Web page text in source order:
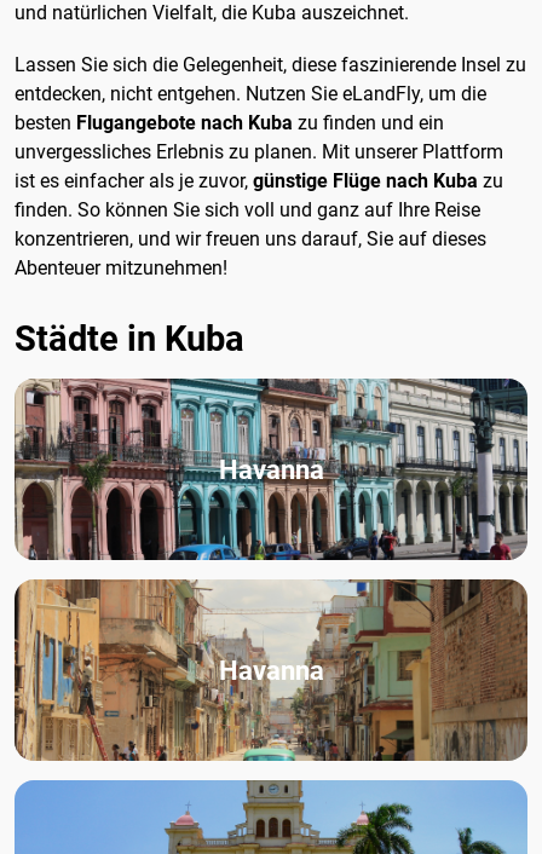
und natürlichen Vielfalt, die Kuba auszeichnet.
Lassen Sie sich die Gelegenheit, diese faszinierende Insel zu
entdecken, nicht entgehen. Nutzen Sie eLandFly, um die
besten Flugangebote nach Kuba zu finden und ein
unvergessliches Erlebnis zu planen. Mit unserer Plattform
ist es einfacher als je zuvor, günstige Flüge nach Kuba zu
finden. So können Sie sich voll und ganz auf Ihre Reise
konzentrieren, und wir freuen uns darauf, Sie auf dieses
Abenteuer mitzunehmen!
Städte in Kuba
Havanna
Havanna